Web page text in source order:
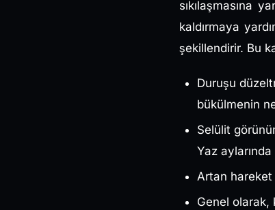
sıkılaşmasına
kaldırmaya
şekillendirir. Bu
Duruşu
bükülmenin
Selülit
Yaz
Artan hareket
Genel olarak,